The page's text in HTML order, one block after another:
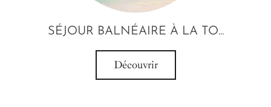
SÉJOUR BALNÉAIRE À LA TO...
Découvrir